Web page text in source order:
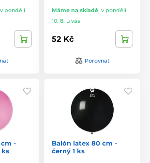
v pondělí
Máme na skladě, v pondělí
10. 8. u vás
52 Kč
Porovnat
-
ks
Balón latex 80 cm -
černý 1 ks